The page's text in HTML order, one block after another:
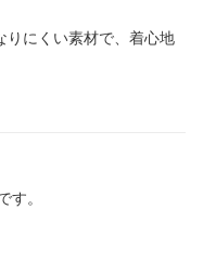
りにくい素材で、着心地
す。